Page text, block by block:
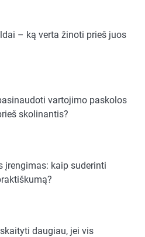
– ką verta žinoti prieš juos
vartojimo paskolos
skolinantis?
įrengimas: kaip suderinti
daugiau, jei vis